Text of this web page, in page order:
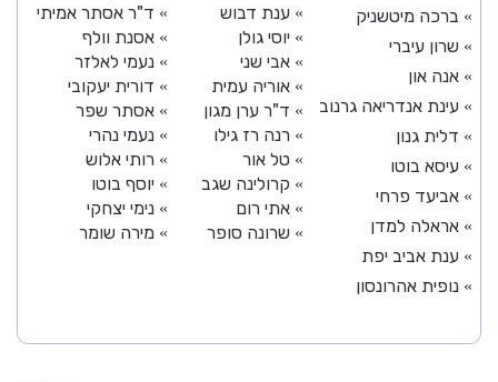
» ברכה מיטשניק
» שרון עיברי
» אנה און
» עינת אנדריאה גרנוב
» דלית גנון
» עיסא בוטו
» אביעד פרחי
» אראלה למדן
» ענת אביב יפת
» נופית אהרונסון
» ענת דבוש
» יוסי גולן
» אבי שני
» אוריה עמית
» ד"ר ערן מגון
» רנה רז גילו
» טל אור
» קרולינה שגב
» אתי רום
» שרונה סופר
» ד"ר אסתר אמיתי
» אסנת וולף
» נעמי לאלזר
» דורית יעקובי
» אסתר שפר
» נעמי נהרי
» רותי אלוש
» יוסף בוטו
» נימי יצחקי
» מירה שומר